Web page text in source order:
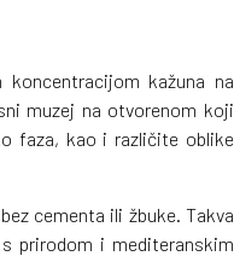
kažuna na
muzej na otvorenom koji
faza, kao i različite oblike
cementa ili žbuke. Takva
prirodom i mediteranskim